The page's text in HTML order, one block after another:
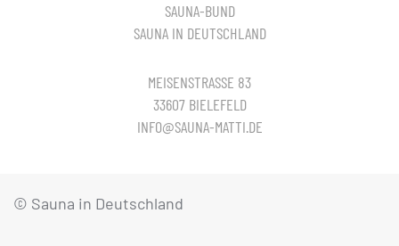
SAUNA-BUND
SAUNA IN DEUTSCHLAND
MEISENSTRASSE 83
33607 BIELEFELD
INFO@SAUNA-MATTI.DE
© Sauna in Deutschland